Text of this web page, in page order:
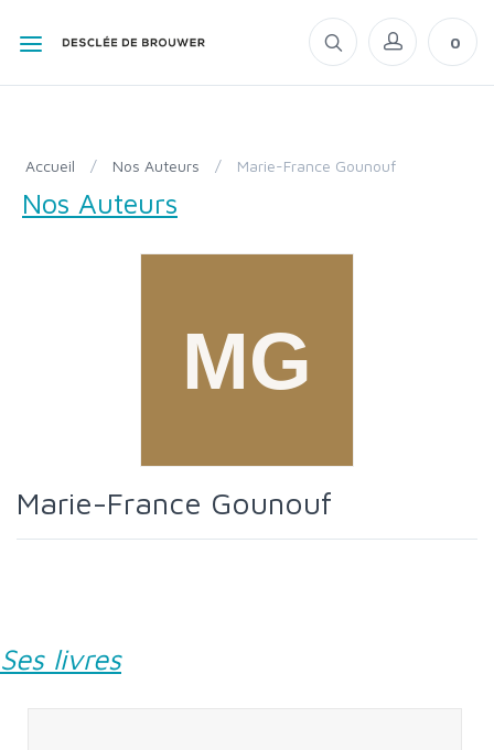
0
Accueil / Nos Auteurs / Marie-France Gounouf
Nos Auteurs
Marie-France Gounouf
Ses livres